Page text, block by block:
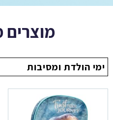
מוצרים
ימי הולדת ומסיבות